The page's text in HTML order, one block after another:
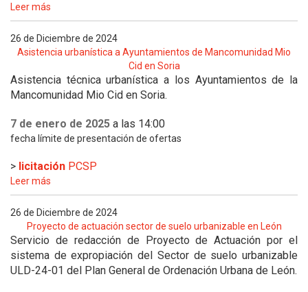
Leer más
26 de Diciembre de 2024
Asistencia urbanística a Ayuntamientos de Mancomunidad Mio
Cid en Soria
Asistencia técnica urbanística a los Ayuntamientos de la
Mancomunidad Mio Cid en Soria.
7 de enero de 2025 a las 14:00
fecha límite de presentación de ofertas
> licitación PCSP
Leer más
26 de Diciembre de 2024
Proyecto de actuación sector de suelo urbanizable en León
Servicio de redacción de Proyecto de Actuación por el
sistema de expropiación del Sector de suelo urbanizable
ULD-24-01 del Plan General de Ordenación Urbana de León.